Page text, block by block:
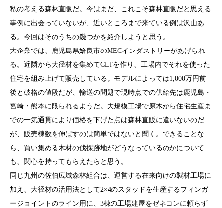
私の考える森林直販だ。今はまだ、これこそ森林直販だと思える
事例に出会っていないが、近いところまで来ている例は沢山あ
る。今回はそのうちの幾つかを紹介しようと思う。
大企業では、鹿児島県姶良市のMECインダストリーがあげられ
る。近隣から大径材を集めてCLTを作り、工場内でそれを使った
住宅を組み上げて販売している。モデルによっては1,000万円前
後と破格の値段だが、輸送の問題で現時点での供給先は鹿児島・
宮崎・熊本に限られるようだ。大規模工場で原木から住宅生産ま
での一気通貫により価格を下げた点は森林直販に違いないのだ
が、販売棟数を伸ばすのは簡単ではないと聞く。できることな
ら、買い集める木材の伐採跡地がどうなっているのかについて
も、関心を持ってもらえたらと思う。
同じ九州の佐伯広域森林組合は、運営する在来向けの製材工場に
加え、大径材の活用法として2×4のスタッドを生産するフィンガ
ージョイントのライン用に、3棟の工場建屋をゼネコンに頼らず